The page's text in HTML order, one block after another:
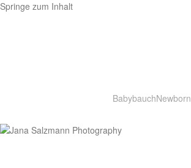
Springe zum Inhalt
BabybauchNewborn